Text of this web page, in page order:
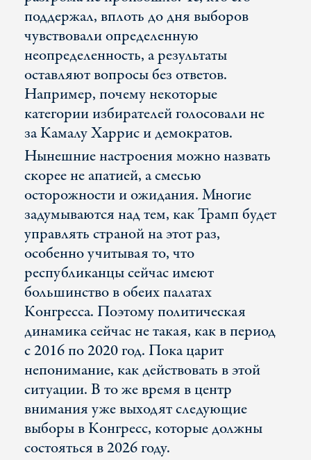
поддержал, вплоть до дня выборов
чувствовали определенную
неопределенность, а результаты
оставляют вопросы без ответов.
Например, почему некоторые
категории избирателей голосовали не
за Камалу Харрис и демократов.
Нынешние настроения можно назвать
скорее не апатией, а смесью
осторожности и ожидания. Многие
задумываются над тем, как Трамп будет
управлять страной на этот раз,
особенно учитывая то, что
республиканцы сейчас имеют
большинство в обеих палатах
Конгресса. Поэтому политическая
динамика сейчас не такая, как в период
с 2016 по 2020 год. Пока царит
непонимание, как действовать в этой
ситуации. В то же время в центр
внимания уже выходят следующие
выборы в Конгресс, которые должны
состояться в 2026 году.